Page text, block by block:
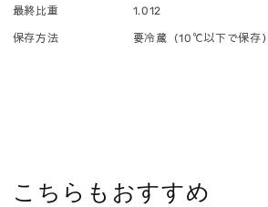
最終比重 1.012
保存方法 要冷蔵（10℃以下で保存）
こちらもおすすめ